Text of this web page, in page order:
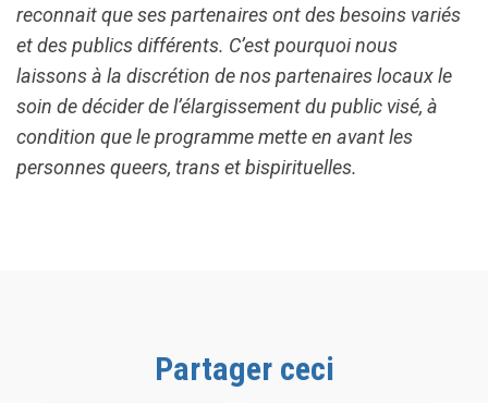
reconnait que ses partenaires ont des besoins variés
et des publics différents. C’est pourquoi nous
laissons à la discrétion de nos partenaires locaux le
soin de décider de l’élargissement du public visé, à
condition que le programme mette en avant les
personnes queers, trans et bispirituelles.
Partager ceci